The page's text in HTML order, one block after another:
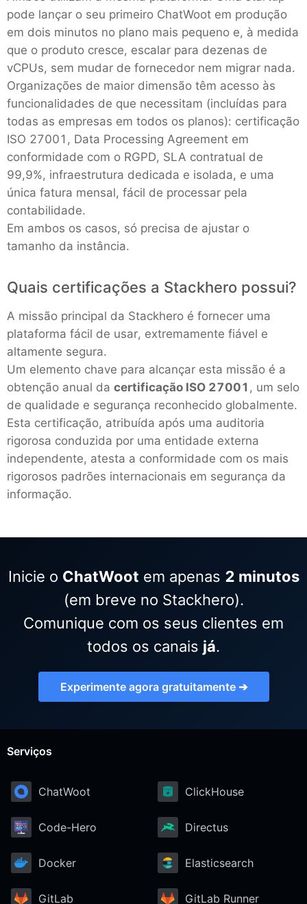
pode lançar o seu primeiro ChatWoot em produção
em dois minutos no plano mais pequeno e, à medida
que o produto cresce, escalar para dezenas de
vCPUs, sem mudar de fornecedor nem migrar nada.
Organizações de maior dimensão têm acesso às
funcionalidades de que necessitam (incluídas para
todas as empresas em todos os planos): certificação
ISO 27001, Data Processing Agreement em
conformidade com o RGPD, SLA contratual de
99,9%, infraestrutura dedicada e isolada, e uma
única fatura mensal, fácil de processar pela
contabilidade.
Em ambos os casos, só precisa de ajustar o
tamanho da instância.
Quais certificações a Stackhero possui?
A missão principal da Stackhero é fornecer uma
plataforma fácil de usar, extremamente fiável e
altamente segura.
Um elemento chave para alcançar esta missão é a
obtenção anual da certificação ISO 27001 , um selo
de qualidade e segurança reconhecido globalmente.
Esta certificação, atribuída após uma auditoria
rigorosa conduzida por uma entidade externa
independente, atesta a conformidade com os mais
rigorosos padrões internacionais em segurança da
informação.
Inicie o ChatWoot em apenas 2 minutos
(em breve no Stackhero).
Comunique com os seus clientes em
todos os canais já.
Experimente agora gratuitamente ➔
Serviços
ChatWoot ClickHouse
Code-Hero Directus
Docker Elasticsearch
GitLab GitLab Runner